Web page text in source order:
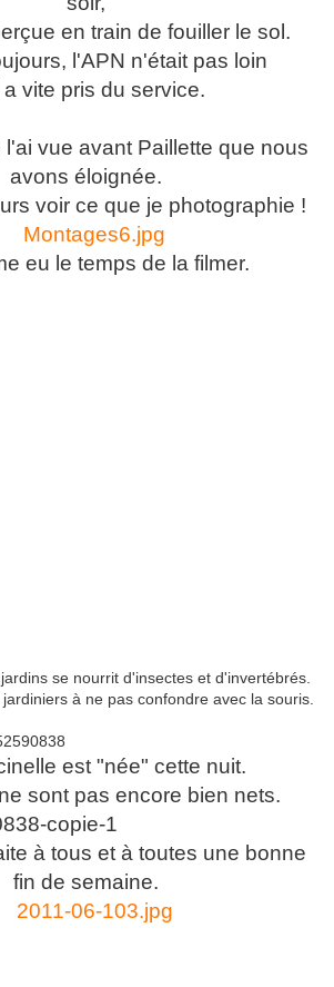
en train de fouiller le sol.
l'APN n'était pas loin
a vite pris du service.
l'ai vue avant Paillette que nous
avons éloignée.
voir ce que je photographie !
eu le temps de la filmer.
se nourrit d'insectes et d'invertébrés.
à ne pas confondre avec la souris.
est "née" cette nuit.
sont pas encore bien nets.
à tous et à toutes une bonne
fin de semaine.